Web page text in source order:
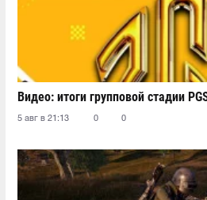
Видео: итоги групповой стадии
5 авг в 21:13 0 0